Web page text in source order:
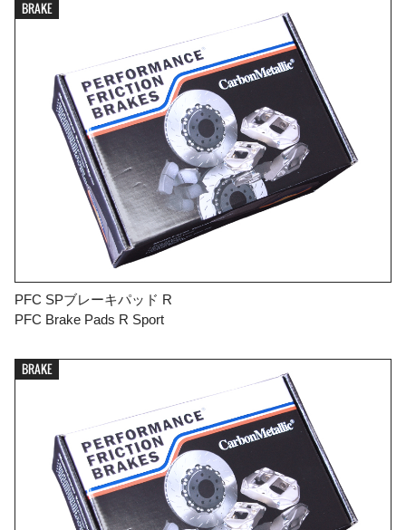
BRAKE
PFC SPブレーキパッド R
PFC Brake Pads R Sport
BRAKE